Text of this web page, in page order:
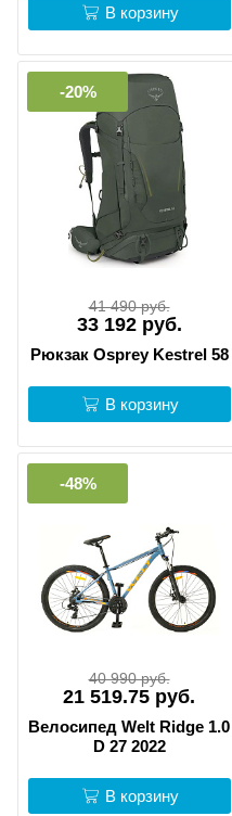
В корзину
-20%
41 490 руб.
33 192 руб.
Рюкзак Osprey Kestrel 58
В корзину
-48%
40 990 руб.
21 519.75 руб.
Велосипед Welt Ridge 1.0
D 27 2022
В корзину